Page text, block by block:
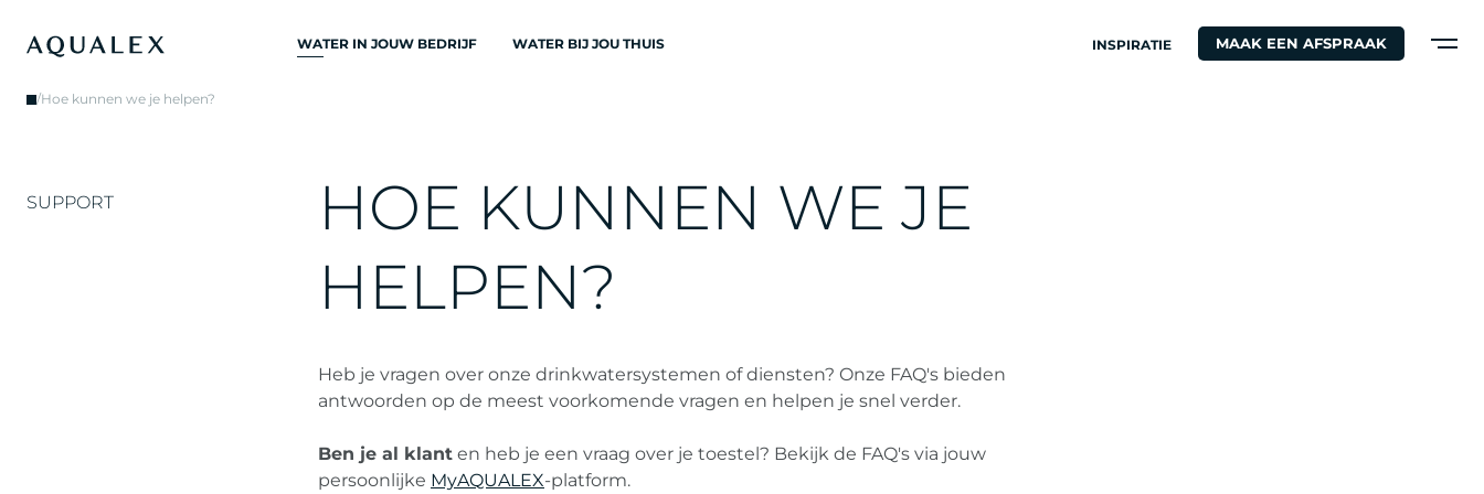
WATER IN JOUW BEDRIJF
KEUKENKRANEN
WATERFILTER
WATER BIJ JOU THUIS INSPIRATIE MAAK EEN AFSPRAAK
/Hoe kunnen we je helpen?
SUPPORT HOE KUNNEN WE JE
HELPEN?
Heb je vragen over onze drinkwatersystemen of diensten? Onze FAQ's bieden
antwoorden op de meest voorkomende vragen en helpen je snel verder.
Ben je al klant en heb je een vraag over je toestel? Bekijk de FAQ's via jouw
persoonlijke MyAQUALEX-platform.